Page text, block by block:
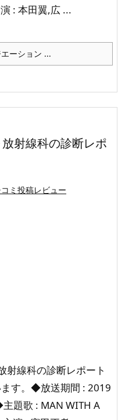
: 本田翼,広 ...
ーション ...
射線科の診断レポ
ミ投稿レビュー
射線科の診断レポート
す。◆放送期間 : 2019
題歌 : MAN WITH A